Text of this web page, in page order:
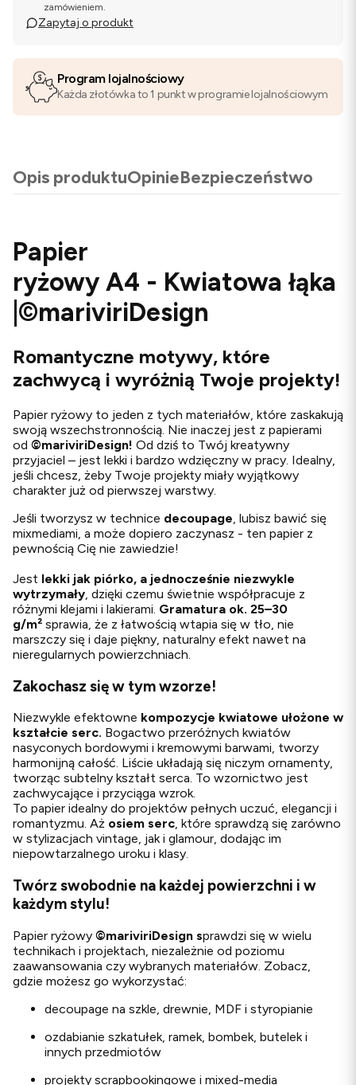
zamówieniem.
Zapytaj o produkt
Program lojalnościowy
Każda złotówka to 1 punkt w programie lojalnościowym
Opis produktuOpinieBezpieczeństwo
Papier
ryżowy A4 - Kwiatowa łąka
|©mariviriDesign
Romantyczne motywy, które
zachwycą i wyróżnią Twoje projekty!
Papier ryżowy to jeden z tych materiałów, które zaskakują
swoją wszechstronnością. Nie inaczej jest z papierami
od ©mariviriDesign! Od dziś to Twój kreatywny
przyjaciel – jest lekki i bardzo wdzięczny w pracy. Idealny,
jeśli chcesz, żeby Twoje projekty miały wyjątkowy
charakter już od pierwszej warstwy.
Jeśli tworzysz w technice decoupage , lubisz bawić się
mixmediami, a może dopiero zaczynasz - ten papier z
pewnością Cię nie zawiedzie!
Jest lekki jak piórko, a jednocześnie niezwykle
wytrzymały , dzięki czemu świetnie współpracuje z
różnymi klejami i lakierami. Gramatura ok. 25–30
g/m² sprawia, że z łatwością wtapia się w tło, nie
marszczy się i daje piękny, naturalny efekt nawet na
nieregularnych powierzchniach.
Zakochasz się w tym wzorze!
Niezwykle efektowne kompozycje kwiatowe ułożone w
kształcie serc. Bogactwo przeróżnych kwiatów
nasyconych bordowymi i kremowymi barwami, tworzy
harmonijną całość. Liście układają się niczym ornamenty,
tworząc subtelny kształt serca. To wzornictwo jest
zachwycające i przyciąga wzrok.
To papier idealny do projektów pełnych uczuć, elegancji i
romantyzmu. Aż osiem serc, które sprawdzą się zarówno
w stylizacjach vintage, jak i glamour, dodając im
niepowtarzalnego uroku i klasy.
Twórz swobodnie na każdej powierzchni i w
każdym stylu!
Papier ryżowy ©mariviriDesign sprawdzi się w wielu
technikach i projektach, niezależnie od poziomu
zaawansowania czy wybranych materiałów. Zobacz,
gdzie możesz go wykorzystać:
decoupage na szkle, drewnie, MDF i styropianie
ozdabianie szkatułek, ramek, bombek, butelek i
innych przedmiotów
projekty scrapbookingowe i mixed-media